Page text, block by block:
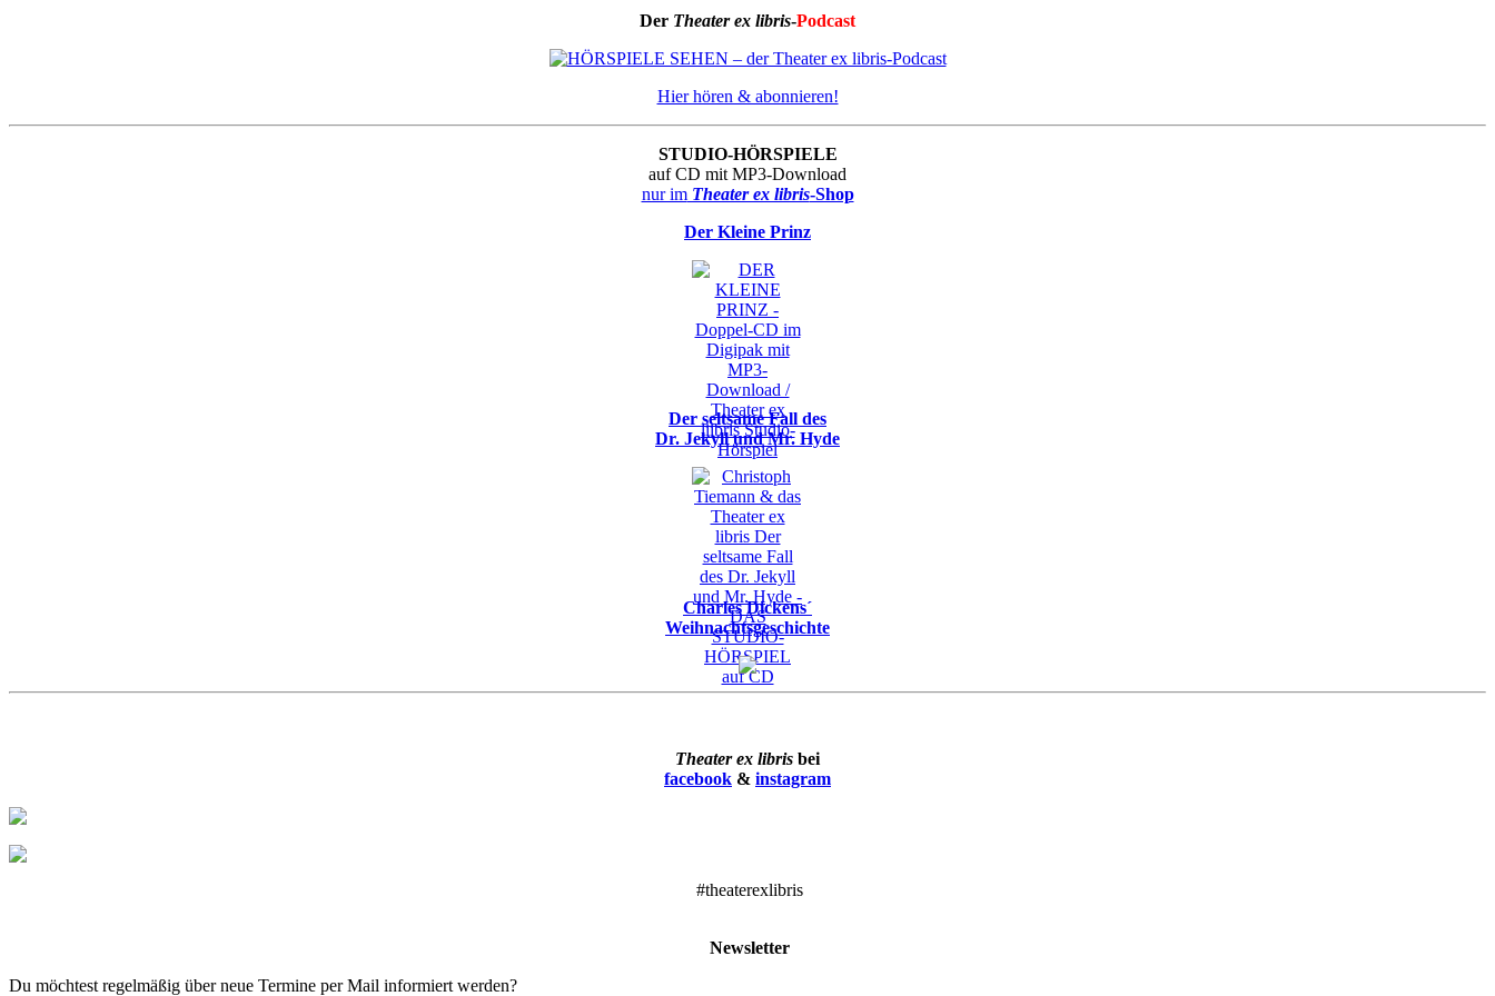
Der Theater ex libris-Podcast
Hier hören & abonnieren!
STUDIO-HÖRSPIELE
auf CD mit MP3-Download
nur imTheater ex libris-Shop
Der Kleine Prinz
Der seltsame Fall des
Dr. Jekyll und Mr. Hyde
Charles Dickens´
Weihnachtsgeschichte
Theater ex libris bei
facebook & instagram
#theaterexlibris
Newsletter
Du möchtest regelmäßig über neue Termine per Mail informiert werden?